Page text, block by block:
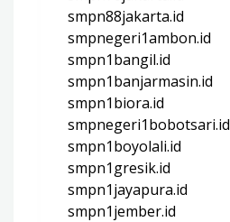
smpn88jakarta.id
smpnegeri1ambon.id
smpn1bangil.id
smpn1banjarmasin.id
smpn1biora.id
smpnegeri1bobotsari.id
smpn1boyolali.id
smpn1gresik.id
smpn1jayapura.id
smpn1jember.id